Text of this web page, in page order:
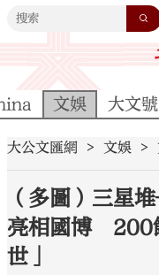
文娛 大文號
大公文匯網 文娛
（多圖）三星
亮相國博 200
世」